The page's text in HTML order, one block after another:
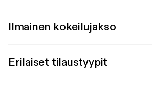
Ilmainen kokeilujakso
Erilaiset tilaustyypit